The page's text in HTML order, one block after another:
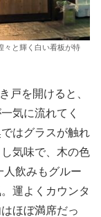
々と輝く白い看板が特
戸を開けると、
気に流れてく
はグラスが触れ
気味で、木の色
人飲みもグルー
運よくカウンタ
ほぼ満席だっ